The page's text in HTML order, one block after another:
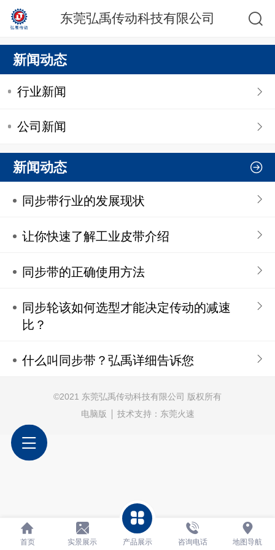
东莞弘禹传动科技有限公司
新闻动态
行业新闻
公司新闻
新闻动态
同步带行业的发展现状
让你快速了解工业皮带介绍
同步带的正确使用方法
同步轮该如何选型才能决定传动的减速
比？
什么叫同步带？弘禹详细告诉您
©2021 东莞弘禹传动科技有限公司 版权所有
电脑版
技术支持： 东莞火速
首页 实景展示 产品展示 咨询电话 地图导航